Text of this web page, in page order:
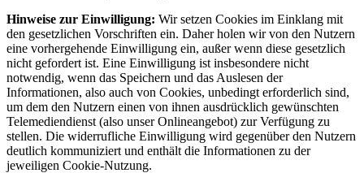
Hinweise zur Einwilligung: Wir setzen Cookies im Einklang mit
den gesetzlichen Vorschriften ein. Daher holen wir von den Nutzern
eine vorhergehende Einwilligung ein, außer wenn diese gesetzlich
nicht gefordert ist. Eine Einwilligung ist insbesondere nicht
notwendig, wenn das Speichern und das Auslesen der
Informationen, also auch von Cookies, unbedingt erforderlich sind,
um dem den Nutzern einen von ihnen ausdrücklich gewünschten
Telemediendienst (also unser Onlineangebot) zur Verfügung zu
stellen. Die widerrufliche Einwilligung wird gegenüber den Nutzern
deutlich kommuniziert und enthält die Informationen zu der
jeweiligen Cookie-Nutzung.